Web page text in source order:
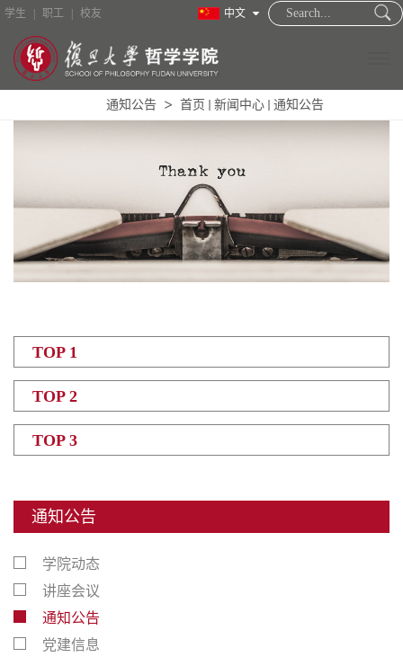
中文
学生 职工 校友
通知公告 首页 新闻中心 通知公告
TOP 1
TOP 2
TOP 3
通知公告
学院动态
讲座会议
通知公告
党建信息